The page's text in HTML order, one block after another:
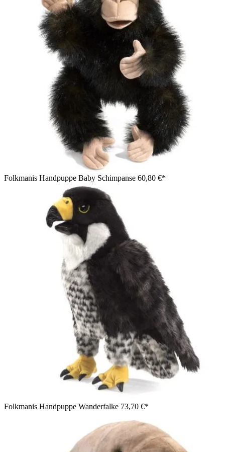
Folkmanis Handpuppe Baby Schimpanse 60,80 €*
Folkmanis Handpuppe Wanderfalke 73,70 €*